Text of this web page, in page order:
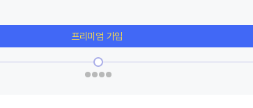
프리미엄 가입